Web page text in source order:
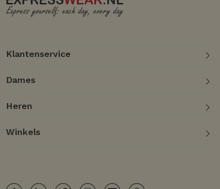
Klantenservice
Dames
Heren
Winkels